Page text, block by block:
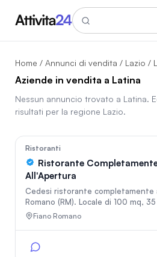
Home / Annunci di vendita / Lazio /
Aziende in vendita a Latina
Nessun annuncio trovato a Latina.
risultati per la regione Lazio.
Ristoranti
Ristorante
All'Apertura
Cedesi ristorante completamente
Romano (RM). Locale di 100 mq,
€900/mese. Cucina professionale
attività. Trattativa riservata.
Fiano Romano